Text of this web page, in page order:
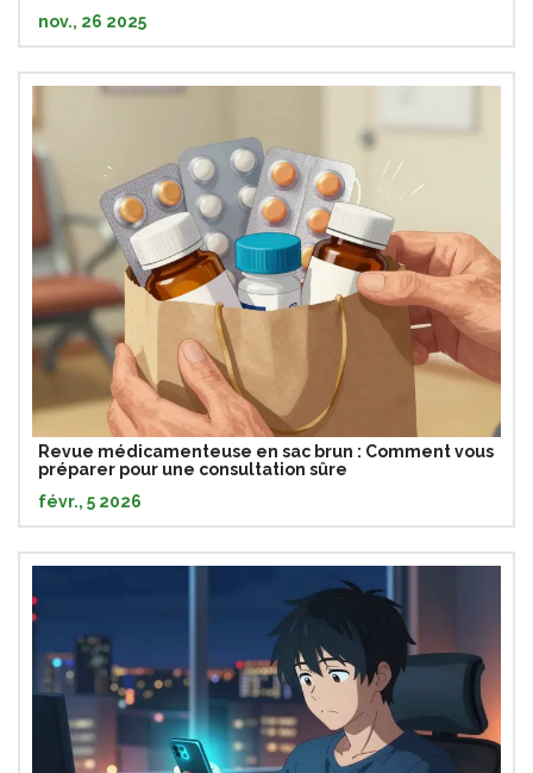
nov., 26 2025
Revue médicamenteuse en sac brun : Comment vous
préparer pour une consultation sûre
févr., 5 2026